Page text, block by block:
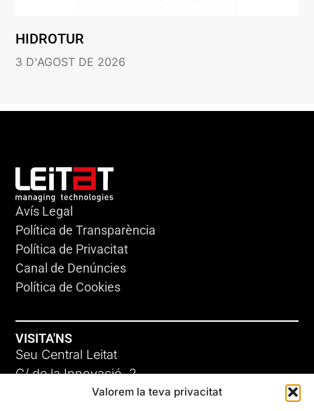
Valorem la teva privacitat
HIDROTUR
3 D'AGOST DE 2026
Avís Legal
Política de Transparència
Política de Privacitat
Canal de Denúncies
Política de Cookies
VISITA'NS
Seu Central Leitat
C/ de la Innovació, 2
08225 Terrassa, (Barcelona)